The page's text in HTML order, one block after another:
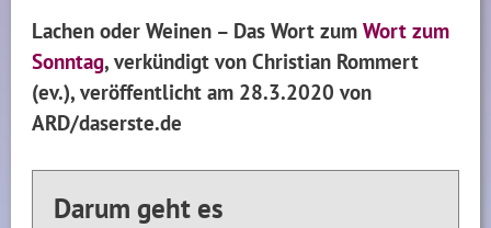
Lachen oder Weinen – Das Wort zumWort zum
Sonntag, verkündigt von Christian Rommert
(ev.), veröffentlicht am 28.3.2020 von
ARD/daserste.de
Darum geht es